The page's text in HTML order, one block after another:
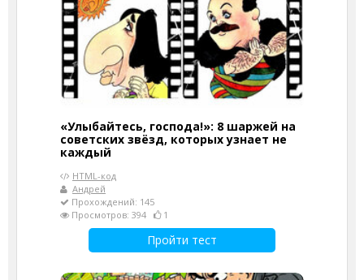
«Улыбайтесь, господа!»: 8 шаржей на
советских звёзд, которых узнает не
каждый
HTML-код
Андрей
Прохождений: 145
Просмотров: 394
1
Пройти тест